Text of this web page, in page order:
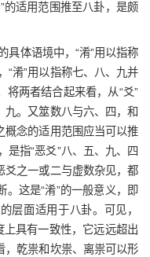
的适用范围推至八卦，是颇
具体语境中，“淆”用以指称
“淆”用以指称七、八、九并
将两者结合起来看，从“爻”
九。又筮数八与六、四，和
概念的适用范围应当可以推
是指“恶爻”八、五、九、四
爻之一或二与虚数杂见，都
。这是“淆”的一般意义，即
层面适用于八卦。可见，
上具有一致性，它远远超出
，乾祟和坎祟、离祟可以形